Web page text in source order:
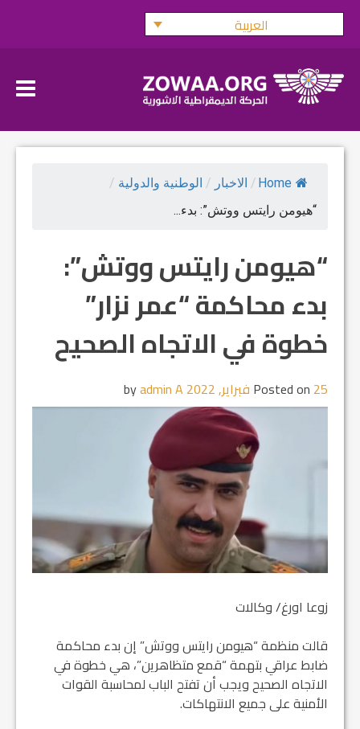
Skip
العربية
Home
/ الاخبار / الوطنية والدولية /
“هيومن رايتس ووتش”: بدء...
“هيومن رايتس ووتش”:
بدء محاكمة “عمر نزار”
خطوة في الاتجاه الصحيح
Posted on 25 فبراير, 2022 admin A
زوعا اورغ/ وكالات
قالت منظمة “هيومن رايتس ووتش” إن بدء محاكمة
ضابط عراقي بتهمة “قمع متظاهرين”، هي خطوة في
الاتجاه الصحيح ويجب أن تفتح الباب لمحاسبة القوات
الأمنية على جميع الانتهاكات.